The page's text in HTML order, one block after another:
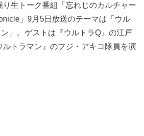
り生トーク番組「忘れじのカルチャー
」9月5日放送のテーマは「ウル
」。ゲストは『ウルトラQ』の江戸
ルトラマン』のフジ・アキコ隊員を演